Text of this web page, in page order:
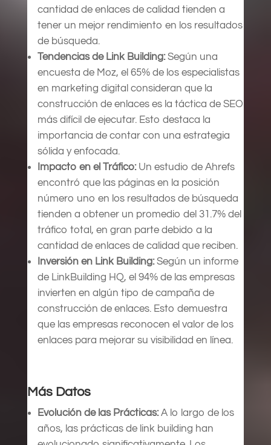
cantidad de enlaces de calidad tienden a
tener un mejor rendimiento en los resultados
de búsqueda.
Tendencias de Link Building:Según una
encuesta de Moz, el 65% de los especialistas
en marketing digital consideran que la
construcción de enlaces es la táctica de SEO
más difícil de ejecutar. Esto destaca la
importancia de contar con una estrategia
sólida y enfocada.
Impacto en el Tráfico:Un estudio de Ahrefs
encontró que las páginas en la posición
número uno en los resultados de búsqueda
tienden a obtener un promedio del 31.7% del
tráfico total, en gran parte debido a la
cantidad de enlaces de calidad que reciben.
Inversión en Link Building:Según un informe
de LinkBuilding HQ, el 94% de las empresas
invierten en algún tipo de campaña de
construcción de enlaces. Esto demuestra
que las empresas reconocen el valor de los
enlaces para mejorar su visibilidad en línea.
Más Datos
Evolución de las Prácticas:A lo largo de los
años, las prácticas de link building han